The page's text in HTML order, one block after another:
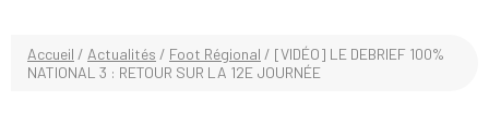
Accueil / Actualités / Foot Régional / [VIDÉO] LE DEBRIEF 100%
NATIONAL 3 : RETOUR SUR LA 12E JOURNÉE